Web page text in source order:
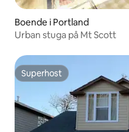
Boende i Portland
Urban stuga på Mt Scott
Superhost
Superhost